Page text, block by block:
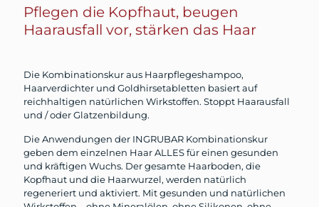
Pflegen die Kopfhaut, beugen
Haarausfall vor, stärken das Haar
Die Kombinationskur aus Haarpflegeshampoo,
Haarverdichter und Goldhirsetabletten basiert auf
reichhaltigen natürlichen Wirkstoffen. Stoppt Haarausfall
und / oder Glatzenbildung.
Die Anwendungen der INGRUBAR Kombinationskur
geben dem einzelnen Haar ALLES für einen gesunden
und kräftigen Wuchs. Der gesamte Haarboden, die
Kopfhaut und die Haarwurzel, werden natürlich
regeneriert und aktiviert. Mit gesunden und natürlichen